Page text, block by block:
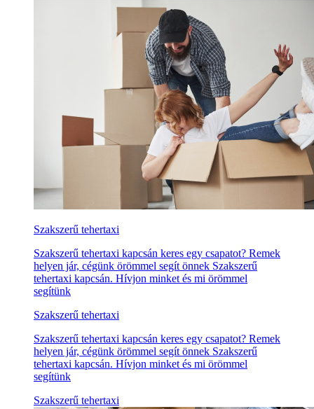
Szakszerű tehertaxi
Szakszerű tehertaxi kapcsán keres egy csapatot? Remek
helyen jár, cégünk örömmel segít önnek Szakszerű
tehertaxi kapcsán. Hívjon minket és mi örömmel
segítünk
Szakszerű tehertaxi
Szakszerű tehertaxi kapcsán keres egy csapatot? Remek
helyen jár, cégünk örömmel segít önnek Szakszerű
tehertaxi kapcsán. Hívjon minket és mi örömmel
segítünk
Szakszerű tehertaxi